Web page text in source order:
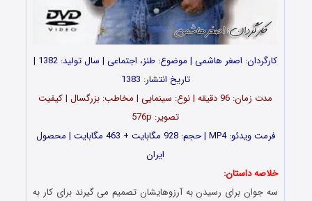
کارگردان: اصغر هاشمی | موضوع: طنز، اجتماعی | سال تولید: 1382 |
تاریخ انتشار: 1383
مدت زمان: 96 دقیقه | نوع: سینمایی | مخاطب: بزرگسال | کیفیت
تصویر: 576p
فرمت ویدئو: MP4 | حجم: 928 مگابایت + 463 مگابایت | محصول
ایران
خلاصه داستان:
سه جوان برای رسیدن به آرزوهایشان تصمیم می گیرند برای کار به